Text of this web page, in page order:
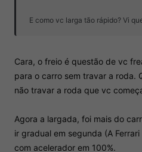
E como vc larga tão rápido? Vi
Cara, o freio é questão de vc
para o carro sem travar a roda.
não travar a roda que vc
Agora a largada, foi mais do
ir gradual em segunda (A
com acelerador em 100%.